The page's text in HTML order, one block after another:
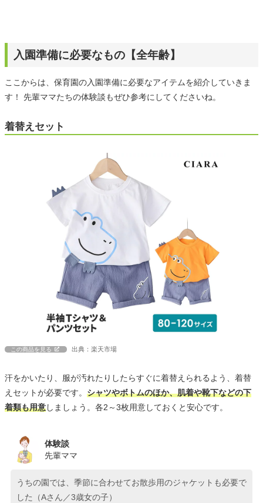
入園準備に必要なもの【全年齢】
ここからは、保育園の入園準備に必要なアイテムを紹介していきま
す！ 先輩ママたちの体験談もぜひ参考にしてくださいね。
着替えセット
この商品を見る 出典：楽天市場
汗をかいたり、服が汚れたりしたらすぐに着替えられるよう、着替
えセットが必要です。 シャツやボトムのほか、肌着や靴下などの下
着類も用意しましょう。各2～3枚用意しておくと安心です。
体験談
先輩ママ
うちの園では、季節に合わせてお散歩用のジャケットも必要で
した（Aさん／3歳女の子）